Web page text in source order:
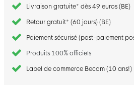
Livraison gratuite* dès 49 euros (BE)
Retour gratuit* (60 jours) (BE)
Paiement sécurisé (post-paiement
Produits 100% officiels
Label de commerce Becom (10 ans!)